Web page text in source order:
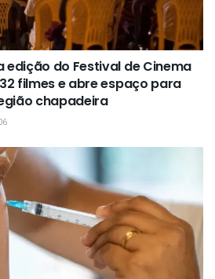
do Festival de Cinema
filmes e abre espaço para
chapadeira